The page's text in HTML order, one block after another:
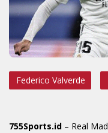
Federico Valverde
755Sports.id – Real